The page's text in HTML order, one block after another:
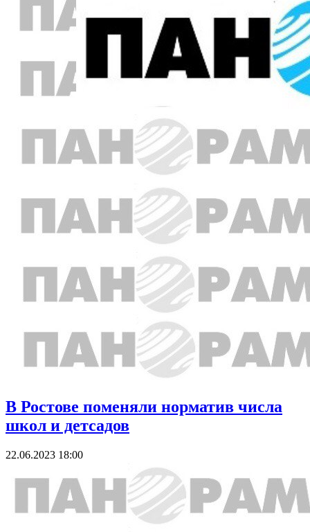
В Ростове поменяли норматив числа
школ и детсадов
22.06.2023 18:00